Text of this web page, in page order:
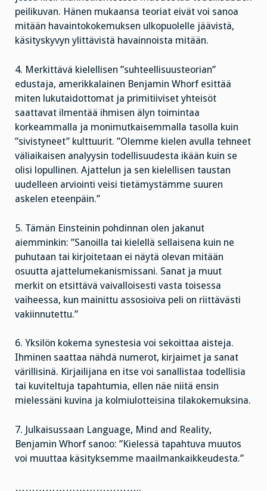
peilikuvan. Hänen mukaansa teoriat eivät voi sanoa
mitään havaintokokemuksen ulkopuolelle jäävistä,
käsityskyvyn ylittävistä havainnoista mitään.
4. Merkittävä kielellisen ”suhteellisuusteorian”
edustaja, amerikkalainen Benjamin Whorf esittää
miten lukutaidottomat ja primitiiviset yhteisöt
saattavat ilmentää ihmisen älyn toimintaa
korkeammalla ja monimutkaisemmalla tasolla kuin
”sivistyneet” kulttuurit. ”Olemme kielen avulla tehneet
väliaikaisen analyysin todellisuudesta ikään kuin se
olisi lopullinen. Ajattelun ja sen kielellisen taustan
uudelleen arviointi veisi tietämystämme suuren
askelen eteenpäin.”
5. Tämän Einsteinin pohdinnan olen jakanut
aiemminkin: ”Sanoilla tai kielellä sellaisena kuin ne
puhutaan tai kirjoitetaan ei näytä olevan mitään
osuutta ajattelumekanismissani. Sanat ja muut
merkit on etsittävä vaivalloisesti vasta toisessa
vaiheessa, kun mainittu assosioiva peli on riittävästi
vakiinnutettu.”
6. Yksilön kokema synestesia voi sekoittaa aisteja.
Ihminen saattaa nähdä numerot, kirjaimet ja sanat
värillisinä. Kirjailijana en itse voi sanallistaa todellisia
tai kuviteltuja tapahtumia, ellen näe niitä ensin
mielessäni kuvina ja kolmiulotteisina tilakokemuksina.
7. Julkaisussaan Language, Mind and Reality,
Benjamin Whorf sanoo: ”Kielessä tapahtuva muutos
voi muuttaa käsityksemme maailmankaikkeudesta.”
………………………………..